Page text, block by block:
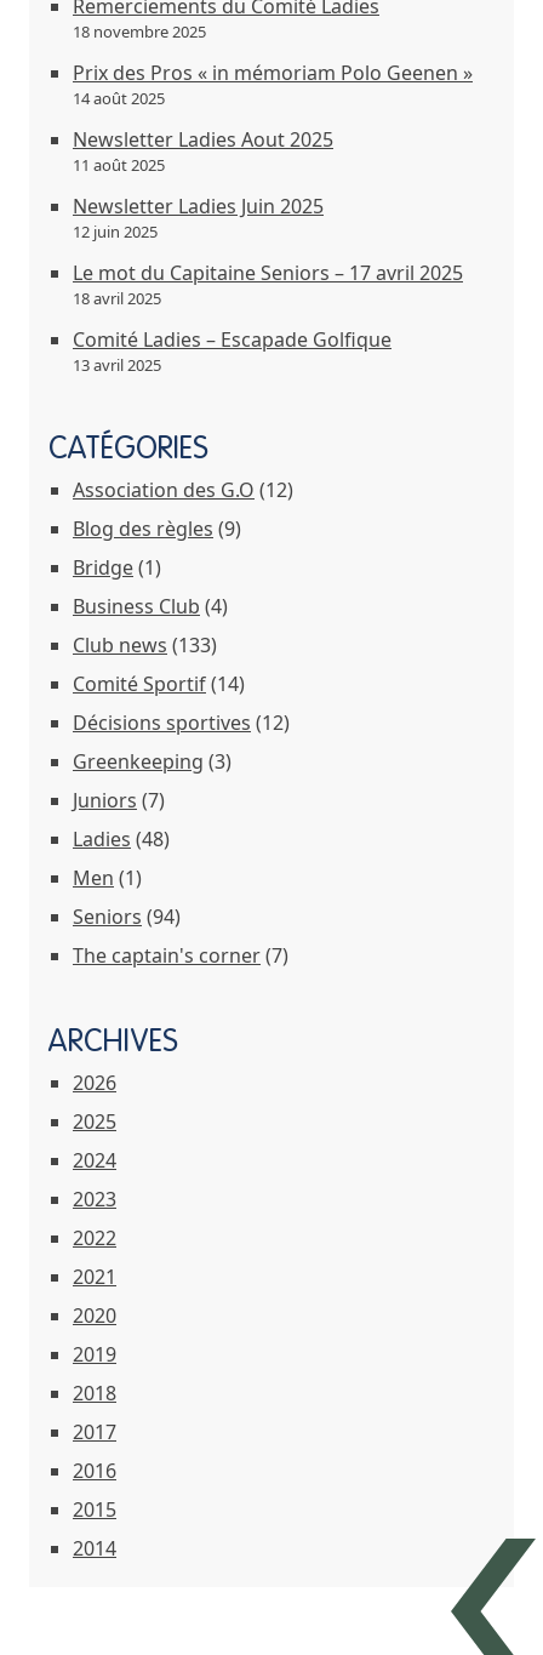
Remerciements du Comité Ladies
18 novembre 2025
Prix des Pros « in mémoriam Polo Geenen »
14 août 2025
Newsletter Ladies Aout 2025
11 août 2025
Newsletter Ladies Juin 2025
12 juin 2025
Le mot du Capitaine Seniors – 17 avril 2025
18 avril 2025
Comité Ladies – Escapade Golfique
13 avril 2025
CATÉGORIES
Association des G.O (12)
Blog des règles (9)
Bridge(1)
Business Club (4)
Club news (133)
Comité Sportif(14)
Décisions sportives (12)
Greenkeeping (3)
Juniors (7)
Ladies (48)
Men (1)
Seniors (94)
The captain's corner(7)
ARCHIVES
2026
2025
2024
2023
2022
2021
2020
2019
2018
2017
2016
2015
2014